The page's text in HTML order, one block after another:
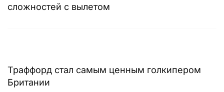
сложностей с вылетом
Траффорд стал самым ценным голкипером
Британии